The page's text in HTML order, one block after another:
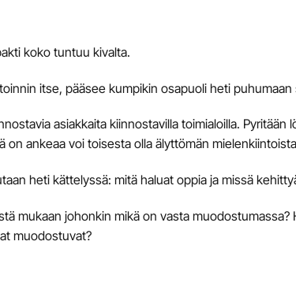
koko tuntuu kivalta.
itse, pääsee kumpikin osapuoli heti puhumaan
asiakkaita kiinnostavilla toimialoilla. Pyritään
on ankeaa voi toisesta olla älyttömän
heti kättelyssä: mitä haluat oppia ja missä
mukaan johonkin mikä on vasta muodostumassa?
muodostuvat?